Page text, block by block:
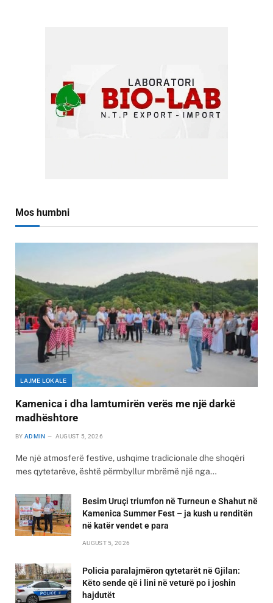
Mos humbni
LAJME LOKALE
Kamenica i dha lamtumirën verës me një darkë
madhështore
BY ADMIN AUGUST 5, 2026
Me një atmosferë festive, ushqime tradicionale dhe shoqëri
mes qytetarëve, është përmbyllur mbrëmë një nga…
Besim Uruçi triumfon në Turneun e Shahut në
Kamenica Summer Fest – ja kush u renditën
në katër vendet e para
AUGUST 5, 2026
Policia paralajmëron qytetarët në Gjilan:
Këto sende që i lini në veturë po i joshin
hajdutët